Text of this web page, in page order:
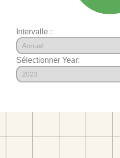
Intervalle :
Sélectionner Year: